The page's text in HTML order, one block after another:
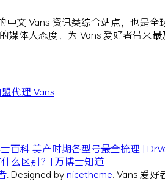
文 Vans 资讯类综合站点，也是
媒体人态度，为 Vans 爱好者带来
代理 Vans
百科美产时期各型号最全梳理 |
么区别？| 万博士知道
. Designed bynicetheme . Vans 爱